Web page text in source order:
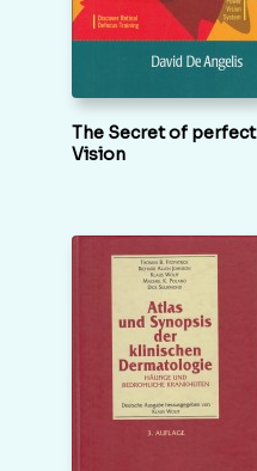
The Secret of perfect
Vision